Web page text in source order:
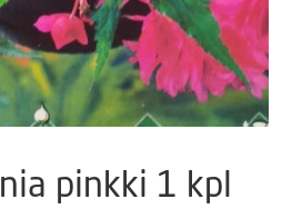
pinkki 1 kpl